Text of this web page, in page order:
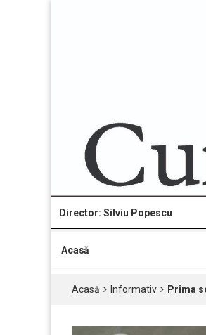
Director: Silviu Popescu
Acasă
Acasă Informativ Prima